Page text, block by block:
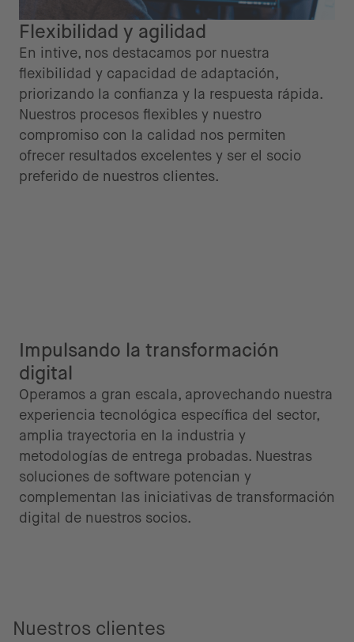
Flexibilidad y agilidad
En intive, nos destacamos por nuestra
flexibilidad y capacidad de adaptación,
priorizando la confianza y la respuesta rápida.
Nuestros procesos flexibles y nuestro
compromiso con la calidad nos permiten
ofrecer resultados excelentes y ser el socio
preferido de nuestros clientes.
Impulsando la transformación
digital
Operamos a gran escala, aprovechando nuestra
experiencia tecnológica específica del sector,
amplia trayectoria en la industria y
metodologías de entrega probadas. Nuestras
soluciones de software potencian y
complementan las iniciativas de transformación
digital de nuestros socios.
Nuestros clientes